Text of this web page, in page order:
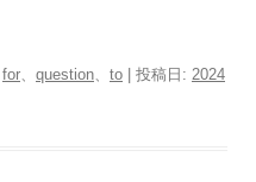
for、 question、 to | 投稿日: 2024